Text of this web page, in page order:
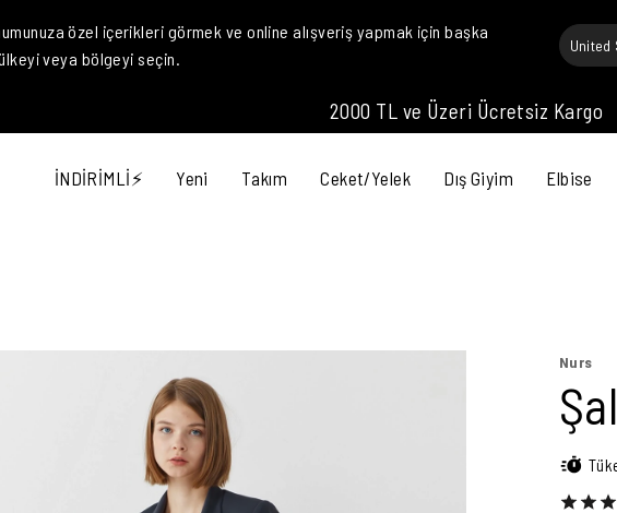
özel içerikleri görmek ve online alışveriş yapmak için başka
veya bölgeyi seçin.
2000 TL ve Üzeri Ücretsiz Kargo
İNDİRİMLİ⚡ Yeni Takım Ceket/Yelek Dış Giyim Elbise
Nurs